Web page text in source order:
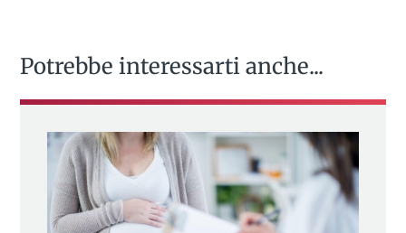
Potrebbe interessarti anche...